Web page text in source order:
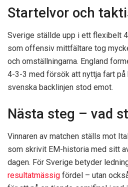
Startelvor och
Sverige ställde upp i ett flexibelt
som offensiv mittfältare tog
och omställningarna. England
4-3-3 med försök att nyttja fart på
svenska backlinjen stod emot.
Nästa steg – vad
Vinnaren av matchen ställs mot
som skrivit EM-historia med sitt
dagen. För Sverige betyder
resultatmässig fördel – utan